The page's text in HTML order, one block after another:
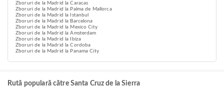
Zboruri de la Madrid la Caracas
Zboruri de la Madrid la Palma de Mallorca
Zboruri de la Madrid la Istanbul
Zboruri de la Madrid la Barcelona
Zboruri de la Madrid la Mexico City
Zboruri de la Madrid la Amsterdam
Zboruri de la Madrid la Ibiza
Zboruri de la Madrid la Cordoba
Zboruri de la Madrid la Panama City
Rută populară către Santa Cruz de la Sierra